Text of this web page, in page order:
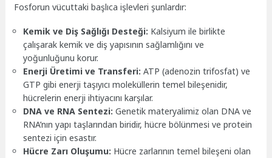
Fosforun vücuttaki başlıca işlevleri şunlardır:
Kemik ve Diş Sağlığı Desteği: Kalsiyum ile birlikte
çalışarak kemik ve diş yapısının sağlamlığını ve
yoğunluğunu korur.
Enerji Üretimi ve Transferi: ATP (adenozin trifosfat) ve
GTP gibi enerji taşıyıcı moleküllerin temel bileşenidir,
hücrelerin enerji ihtiyacını karşılar.
DNA ve RNA Sentezi: Genetik materyalimiz olan DNA ve
RNA’nın yapı taşlarından biridir, hücre bölünmesi ve protein
sentezi için esastır.
Hücre Zarı Oluşumu: Hücre zarlarının temel bileşeni olan